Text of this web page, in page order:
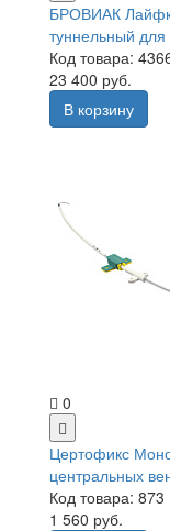
БРОВИАК
туннельный
Код товара:
23 400 руб.
В корзину
0
Цертофикс
центральных
Код товара: 873
1 560 руб.